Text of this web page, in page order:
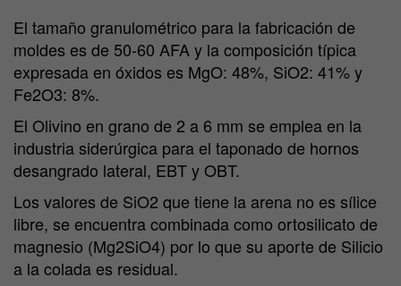
El tamaño granulométrico para la fabricación de
moldes es de 50-60 AFA y la composición típica
expresada en óxidos es MgO: 48%, SiO2: 41% y
Fe2O3: 8%.
El Olivino en grano de 2 a 6 mm se emplea en la
industria siderúrgica para el taponado de hornos
desangrado lateral, EBT y OBT.
Los valores de SiO2 que tiene la arena no es sílice
libre, se encuentra combinada como ortosilicato de
magnesio (Mg2SiO4) por lo que su aporte de Silicio
a la colada es residual.